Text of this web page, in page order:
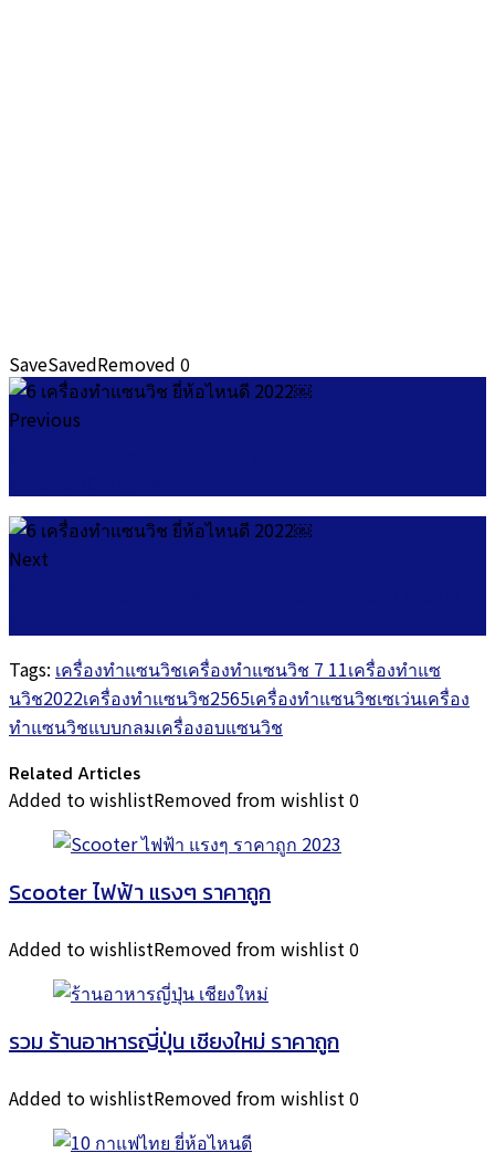
SaveSavedRemoved 0
Previous
Next
Tags: เครื่องทำแซนวิชเครื่องทำแซนวิช 7 11เครื่องทำแซ
นวิช2022เครื่องทำแซนวิช2565เครื่องทำแซนวิชเซเว่นเครื่อง
ทำแซนวิชแบบกลมเครื่องอบแซนวิช
Related Articles
Added to wishlistRemoved from wishlist 0
Scooter ไฟฟ้า แรงๆ ราคาถูก
Added to wishlistRemoved from wishlist 0
รวม ร้านอาหารญี่ปุ่น เชียงใหม่ ราคาถูก
Added to wishlistRemoved from wishlist 0